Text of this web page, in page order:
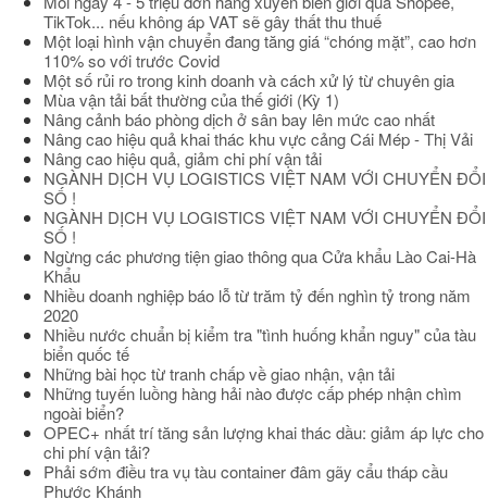
TikTok... nếu không áp VAT sẽ gây thất thu thuế
Một loại hình vận chuyển đang tăng giá “chóng mặt”, cao hơn
110% so với trước Covid
Một số rủi ro trong kinh doanh và cách xử lý từ chuyên gia
Mùa vận tải bất thường của thế giới (Kỳ 1)
Nâng cảnh báo phòng dịch ở sân bay lên mức cao nhất
Nâng cao hiệu quả khai thác khu vực cảng Cái Mép - Thị Vải
Nâng cao hiệu quả, giảm chi phí vận tải
NGÀNH DỊCH VỤ LOGISTICS VIỆT NAM VỚI CHUYỂN ĐỔI
SỐ !
NGÀNH DỊCH VỤ LOGISTICS VIỆT NAM VỚI CHUYỂN ĐỔI
SỐ !
Ngừng các phương tiện giao thông qua Cửa khẩu Lào Cai-Hà
Khẩu
Nhiều doanh nghiệp báo lỗ từ trăm tỷ đến nghìn tỷ trong năm
2020
Nhiều nước chuẩn bị kiểm tra "tình huống khẩn nguy" của tàu
biển quốc tế
Những bài học từ tranh chấp về giao nhận, vận tải
Những tuyến luồng hàng hải nào được cấp phép nhận chìm
ngoài biển?
OPEC+ nhất trí tăng sản lượng khai thác dầu: giảm áp lực cho
chi phí vận tải?
Phải sớm điều tra vụ tàu container đâm gãy cẩu tháp cầu
Phước Khánh